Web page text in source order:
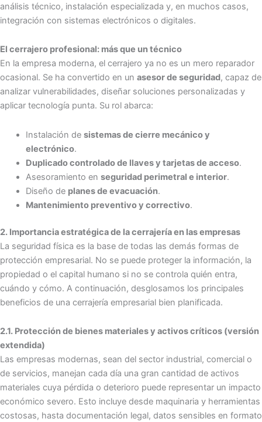
análisis técnico, instalación especializada y, en muchos casos,
integración con sistemas electrónicos o digitales.
El cerrajero profesional: más que un técnico
En la empresa moderna, el cerrajero ya no es un mero reparador
ocasional. Se ha convertido en un asesor de seguridad, capaz de
analizar vulnerabilidades, diseñar soluciones personalizadas y
aplicar tecnología punta. Su rol abarca:
Instalación de sistemas de cierre mecánico y
electrónico.
Duplicado controlado de llaves y tarjetas de acceso.
Asesoramiento en seguridad perimetral e interior.
Diseño de planes de evacuación.
Mantenimiento preventivo y correctivo.
2. Importancia estratégica de la cerrajería en las empresas
La seguridad física es la base de todas las demás formas de
protección empresarial. No se puede proteger la información, la
propiedad o el capital humano si no se controla quién entra,
cuándo y cómo. A continuación, desglosamos los principales
beneficios de una cerrajería empresarial bien planificada.
2.1. Protección de bienes materiales y activos críticos (versión
extendida)
Las empresas modernas, sean del sector industrial, comercial o
de servicios, manejan cada día una gran cantidad de activos
materiales cuya pérdida o deterioro puede representar un impacto
económico severo. Esto incluye desde maquinaria y herramientas
costosas, hasta documentación legal, datos sensibles en formato